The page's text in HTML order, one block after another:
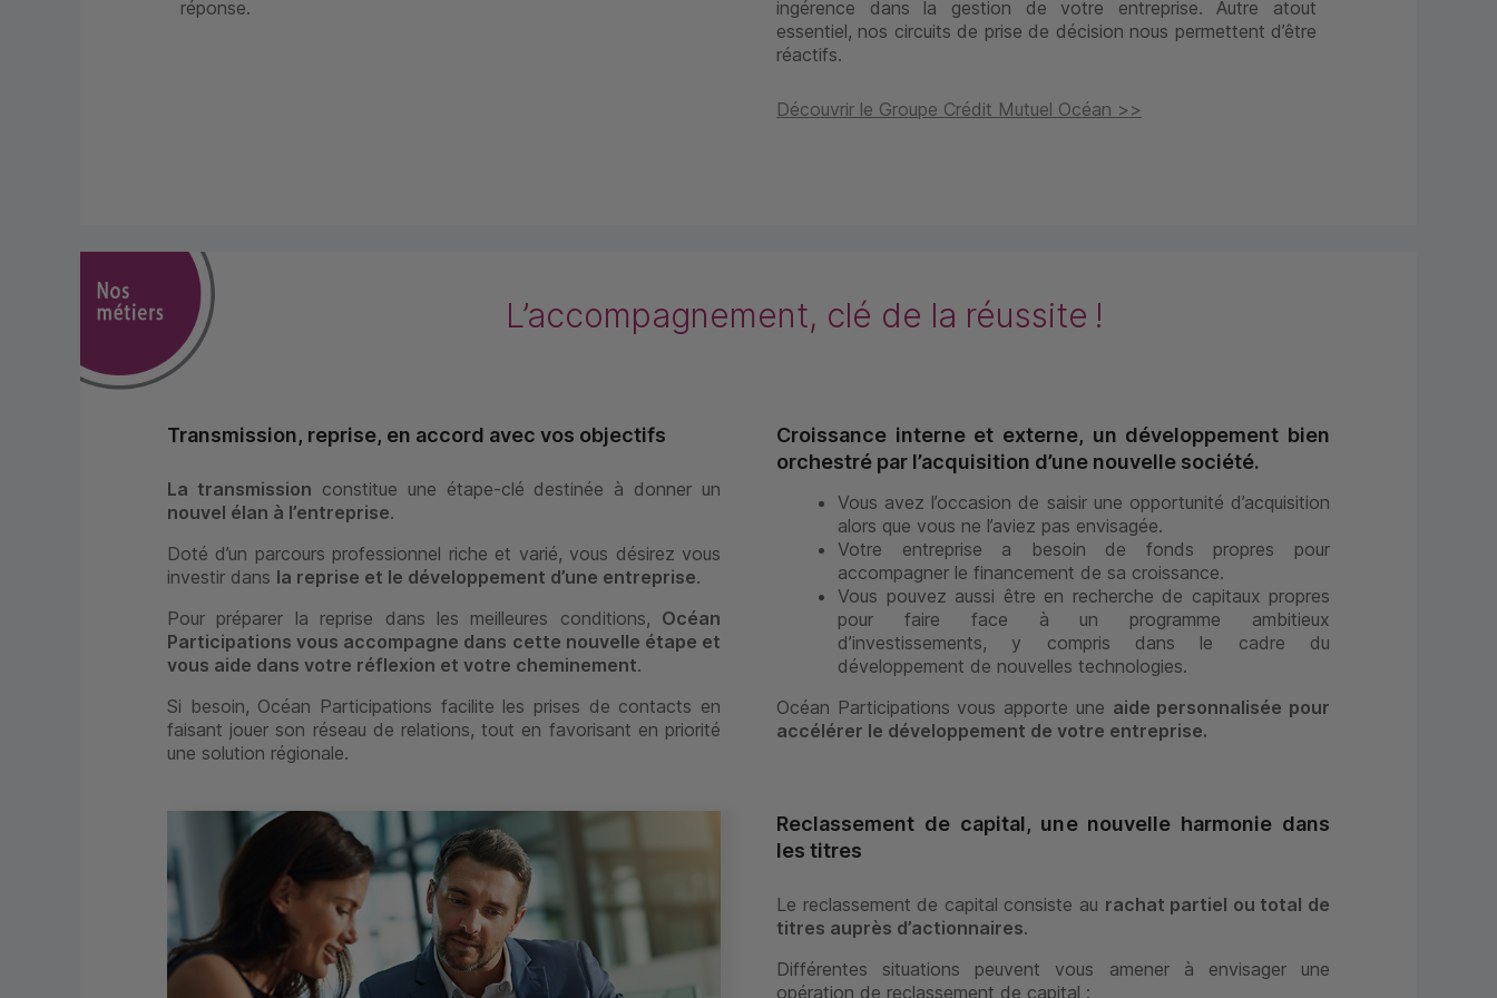
réponse.
ingérence dans la gestion de votre entreprise. Autre atout
essentiel, nos circuits de prise de décision nous permettent d’être
réactifs.
Découvrir le Groupe Crédit Mutuel Océan >>
L’accompagnement, clé de la réussite !
Transmission, reprise, en accord avec vos objectifs
La transmission constitue une étape-clé destinée à donner un
nouvel élan à l’entreprise.
Doté d’un parcours professionnel riche et varié, vous désirez vous
investir dans la reprise et le développement d’une entreprise.
Pour préparer la reprise dans les meilleures conditions, Océan
Participations vous accompagne dans cette nouvelle étape et
vous aide dans votre réflexion et votre cheminement.
Si besoin, Océan Participations facilite les prises de contacts en
faisant jouer son réseau de relations, tout en favorisant en priorité
une solution régionale.
Croissance interne et externe, un développement bien
orchestré par l’acquisition d’une nouvelle société.
Vous avez l’occasion de saisir une opportunité d’acquisition
alors que vous ne l’aviez pas envisagée.
Votre entreprise a besoin de fonds propres pour
accompagner le financement de sa croissance.
Vous pouvez aussi être en recherche de capitaux propres
pour faire face à un programme ambitieux
d’investissements, y compris dans le cadre du
développement de nouvelles technologies.
Océan Participations vous apporte une aide personnalisée pour
accélérer le développement de votre entreprise.
Reclassement de capital, une nouvelle harmonie dans
les titres
Le reclassement de capital consiste au rachat partiel ou total de
titres auprès d’actionnaires.
Différentes situations peuvent vous amener à envisager une
opération de reclassement de capital :